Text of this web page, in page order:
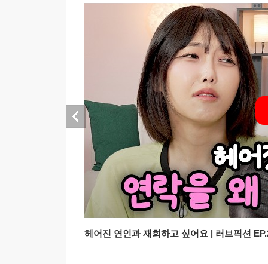
헤어진 연인과 재회하고 싶어요 | 러브픽션